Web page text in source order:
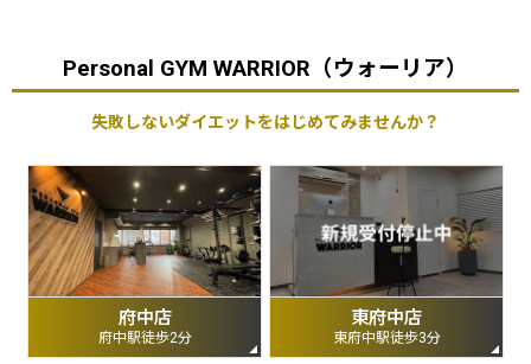
Personal GYM WARRIOR（ウォーリア）
失敗しないダイエットをはじめてみませんか？
府中店
府中駅徒歩2分
東府中店
東府中駅徒歩3分